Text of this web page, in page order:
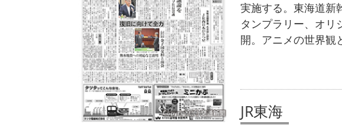
実施する。東海道新
タンプラリー、オリ
開。アニメの世界観
JR東海